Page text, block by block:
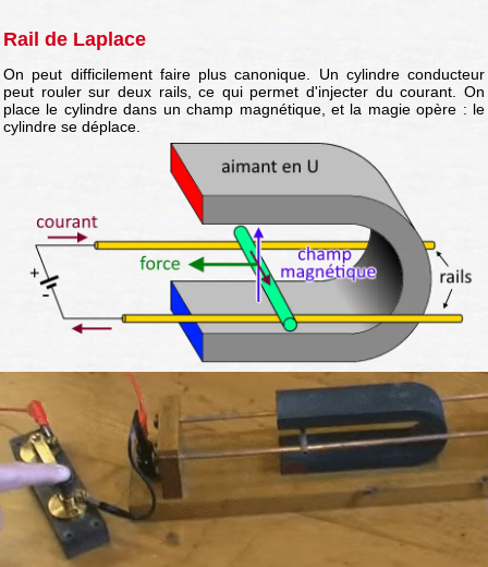
Rail de Laplace
On peut difficilement faire plus canonique. Un cylindre conducteur
peut rouler sur deux rails, ce qui permet d'injecter du courant. On
place le cylindre dans un champ magnétique, et la magie opère : le
cylindre se déplace.